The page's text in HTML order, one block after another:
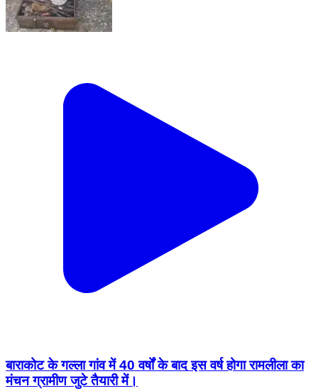
बाराकोट के गल्ला गांव में 40 वर्षों के बाद इस वर्ष होगा रामलीला का
मंचन ग्रामीण जुटे तैयारी में।